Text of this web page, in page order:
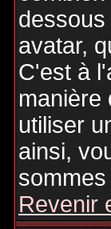
dessous
avatar,
C'est à
manière
utiliser
ainsi,
Revenir